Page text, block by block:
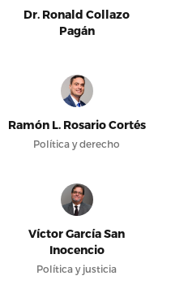
Dr. Ronald Collazo
Pagán
Ramón L. Rosario Cortés
Política y derecho
Víctor García San
Inocencio
Política y justicia